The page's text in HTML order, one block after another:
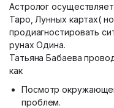
Астролог осуществляет
Таро, Лунных картах(
продиагностировать
рунах Одина.
Татьяна Бабаева
как
Посмотр
проблем.